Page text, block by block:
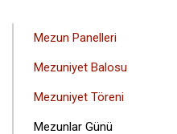
ANA
MENÜSÜ
Mezun Panelleri
Mezuniyet Balosu
Mezuniyet Töreni
Mezunlar Günü